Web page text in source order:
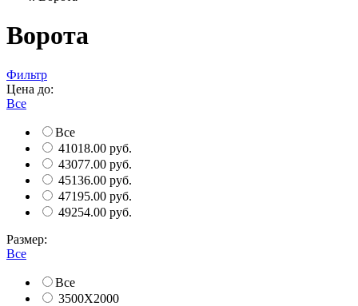
Ворота
Фильтр
Цена до:
Все
Все
41018.00 руб.
43077.00 руб.
45136.00 руб.
47195.00 руб.
49254.00 руб.
Размер:
Все
Все
3500Х2000